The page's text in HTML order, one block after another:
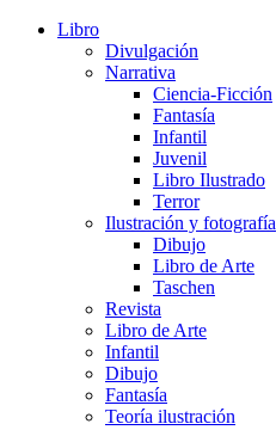
Libro
Divulgación
Narrativa
Ciencia-Ficción
Fantasía
Infantil
Juvenil
Libro Ilustrado
Terror
Ilustración y fotografía
Dibujo
Libro de Arte
Taschen
Revista
Libro de Arte
Infantil
Dibujo
Fantasía
Teoría ilustración